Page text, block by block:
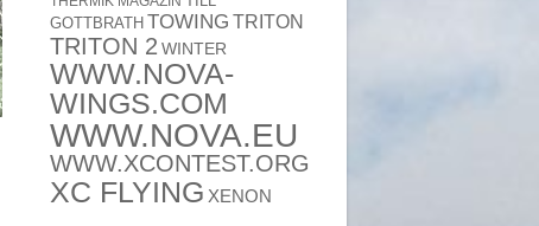
GOTTBRATH TOWING TRITON
TRITON 2 WINTER
WWW.NOVA-
WINGS.COM
WWW.NOVA.EU
WWW.XCONTEST.ORG
XC FLYING XENON